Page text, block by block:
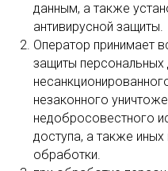
данным, а также
антивирусной защиты.
Оператор принимает
защиты персональных
незаконного
недобросовестного
доступа, а также
обработки.